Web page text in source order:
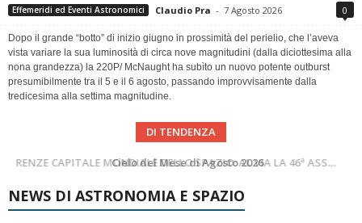
Effemeridi ed Eventi Astronomici Claudio Pra - 7 Agosto 2026 0
Dopo il grande “botto” di inizio giugno in prossimità del perielio, che l’aveva
vista variare la sua luminosità di circa nove magnitudini (dalla diciottesima alla
nona grandezza) la 220P/ McNaught ha subìto un nuovo potente outburst
presumibilmente tra il 5 e il 6 agosto, passando improvvisamente dalla
tredicesima alla settima magnitudine.
DI TENDENZA
Cielo del Mese di Agosto 2026
SUPERNOVAE aggiornamenti del mese – Agosto 2026
NEWS DI ASTRONOMIA E SPAZIO